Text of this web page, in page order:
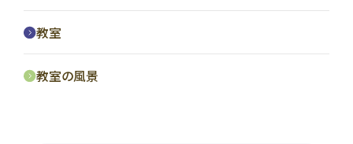
教室
教室の風景